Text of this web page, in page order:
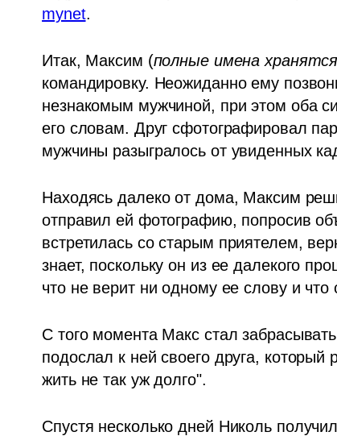
mynet.
Итак, Максим (полные имена
командировку. Неожиданно ему
незнакомым мужчиной, при этом оба
его словам. Друг сфотографировал
мужчины разыгралось от увиденных
Находясь далеко от дома, Максим
отправил ей фотографию, попросив
встретилась со старым приятелем,
знает, поскольку он из ее далекого
что не верит ни одному ее слову и что
С того момента Макс стал
подослал к ней своего друга,
жить не так уж долго".
Спустя несколько дней Николь